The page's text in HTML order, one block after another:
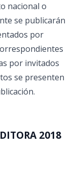
nacional o
se publicarán
por
por invitados
se presenten
2018